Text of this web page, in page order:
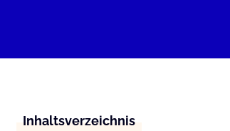
Inhaltsverzeichnis